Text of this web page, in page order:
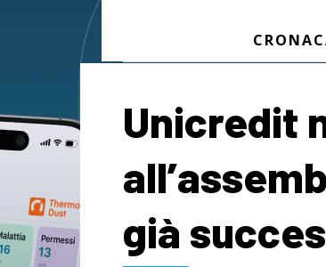
Unicredit
già